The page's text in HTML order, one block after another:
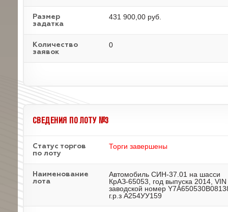
Размер
задатка
431 900,00 руб.
Количество
заявок
0
СВЕДЕНИЯ ПО ЛОТУ №3
Статус торгов
по лоту
Торги завершены
Наименование
лота
Автомобиль СИН-37.01 на шасси
КрАЗ-65053, год выпуска 2014,
заводской номер
г.р.з А254УУ159